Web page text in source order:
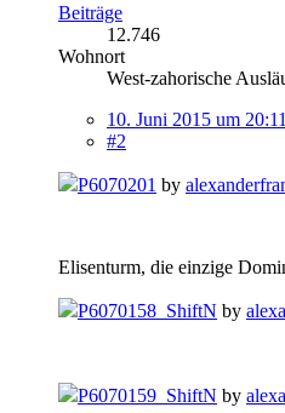
Beiträge
12.746
Wohnort
West-zahorische
10. Juni 2015 um 20:11
#2
P6070201 by
Elisenturm, die einzige
P6070158_ShiftN by
P6070159_ShiftN by